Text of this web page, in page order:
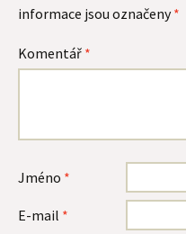
informace jsou označeny*
Komentář *
Jméno *
E-mail *